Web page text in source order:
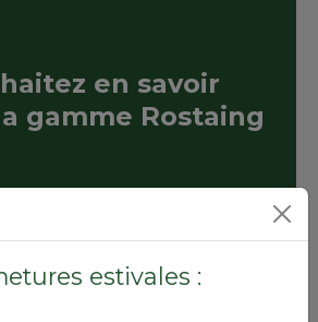
en savoir
gamme Rostaing
estivales :